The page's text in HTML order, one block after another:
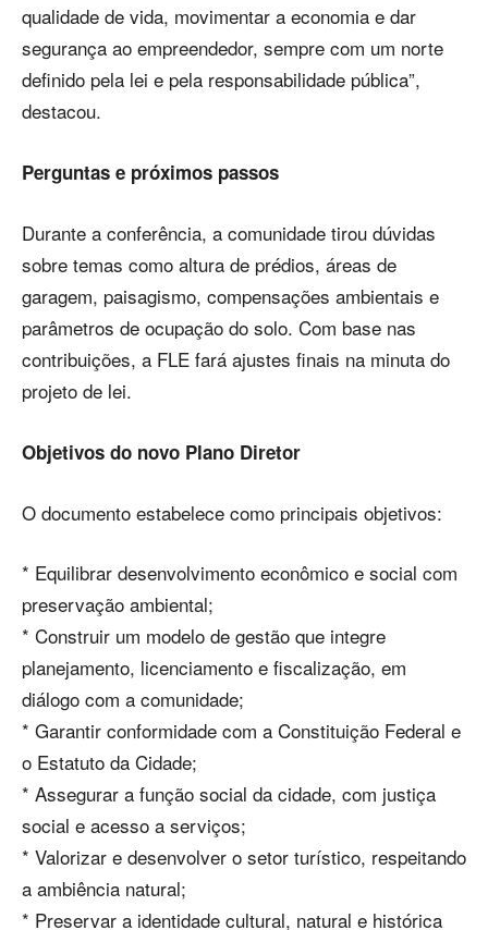
qualidade de vida, movimentar a economia e dar
segurança ao empreendedor, sempre com um norte
definido pela lei e pela responsabilidade pública”,
destacou.
Perguntas e próximos passos
Durante a conferência, a comunidade tirou dúvidas
sobre temas como altura de prédios, áreas de
garagem, paisagismo, compensações ambientais e
parâmetros de ocupação do solo. Com base nas
contribuições, a FLE fará ajustes finais na minuta do
projeto de lei.
Objetivos do novo Plano Diretor
O documento estabelece como principais objetivos:
* Equilibrar desenvolvimento econômico e social com
preservação ambiental;
* Construir um modelo de gestão que integre
planejamento, licenciamento e fiscalização, em
diálogo com a comunidade;
* Garantir conformidade com a Constituição Federal e
o Estatuto da Cidade;
* Assegurar a função social da cidade, com justiça
social e acesso a serviços;
* Valorizar e desenvolver o setor turístico, respeitando
a ambiência natural;
* Preservar a identidade cultural, natural e histórica